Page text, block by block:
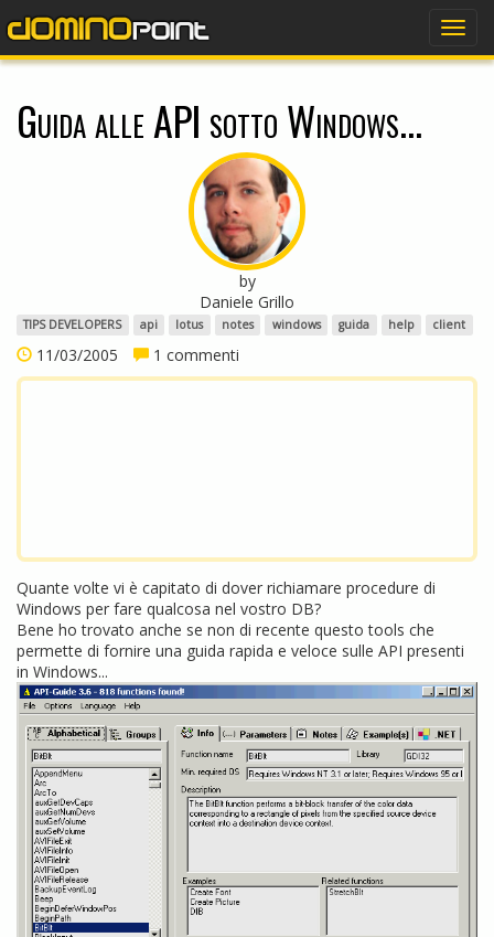
Guida alle API sotto Windows...
by
Daniele Grillo
TIPS DEVELOPERS api lotus notes windows guida help client
11/03/2005 1 commenti
Quante volte vi è capitato di dover richiamare procedure di
Windows per fare qualcosa nel vostro DB?
Bene ho trovato anche se non di recente questo tools che
permette di fornire una guida rapida e veloce sulle API presenti
in Windows...